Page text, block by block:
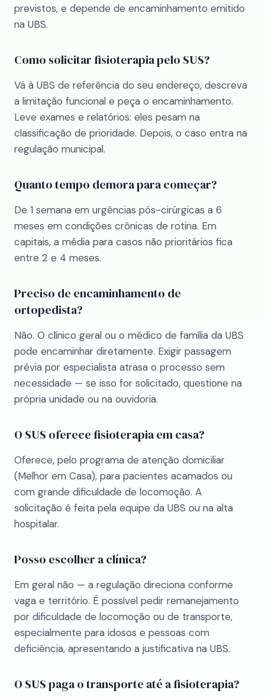
previstos, e depende de encaminhamento emitido
na UBS.
Como solicitar fisioterapia pelo SUS?
Vá à UBS de referência do seu endereço, descreva
a limitação funcional e peça o encaminhamento.
Leve exames e relatórios: eles pesam na
classificação de prioridade. Depois, o caso entra na
regulação municipal.
Quanto tempo demora para começar?
De 1 semana em urgências pós-cirúrgicas a 6
meses em condições crônicas de rotina. Em
capitais, a média para casos não prioritários fica
entre 2 e 4 meses.
Preciso de encaminhamento de
ortopedista?
Não. O clínico geral ou o médico de família da UBS
pode encaminhar diretamente. Exigir passagem
prévia por especialista atrasa o processo sem
necessidade — se isso for solicitado, questione na
própria unidade ou na ouvidoria.
O SUS oferece fisioterapia em casa?
Oferece, pelo programa de atenção domiciliar
(Melhor em Casa), para pacientes acamados ou
com grande dificuldade de locomoção. A
solicitação é feita pela equipe da UBS ou na alta
hospitalar.
Posso escolher a clínica?
Em geral não — a regulação direciona conforme
vaga e território. É possível pedir remanejamento
por dificuldade de locomoção ou de transporte,
especialmente para idosos e pessoas com
deficiência, apresentando a justificativa na UBS.
O SUS paga o transporte até a fisioterapia?